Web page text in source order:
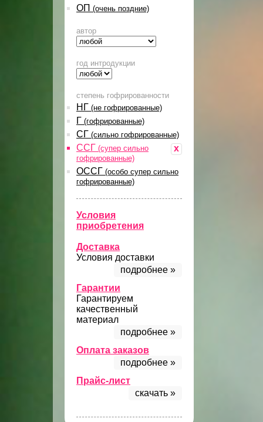
ОП (очень поздние)
автор
год интродукции
степень гофрированности
НГ (не гофрированные)
Г (гофрированные)
СГ (сильно гофрированные)
x
ССГ (супер сильно
гофрированные)
ОССГ (особо супер сильно
гофрированные)
Условия
приобретения
Доставка
Условия доставки
подробнее »
Гарантии
Гарантируем
качественный
материал
подробнее »
Оплата заказов
подробнее »
Прайс-лист
скачать »